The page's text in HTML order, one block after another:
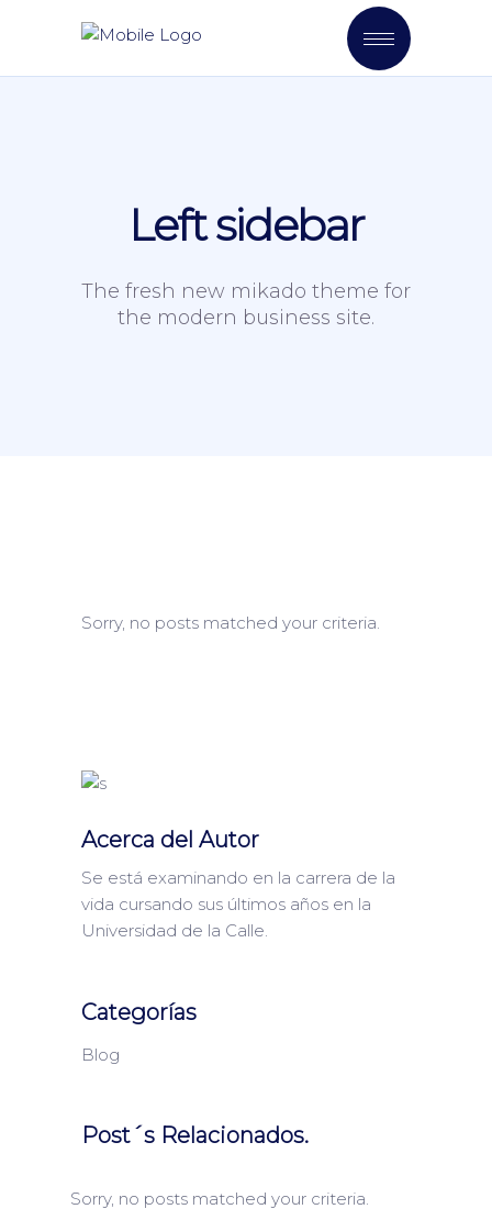
Left sidebar
The fresh new mikado theme for
the modern business site.
Sorry, no posts matched your criteria.
Acerca del Autor
Se está examinando en la carrera de la
vida cursando sus últimos años en la
Universidad de la Calle.
Categorías
Blog
Post´s Relacionados.
Sorry, no posts matched your criteria.